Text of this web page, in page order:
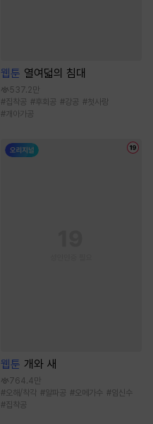
웹툰 열여덟의 침대
537.2만
#집착공 #후회공 #강공 #첫사랑
#개아가공
웹툰 개와 새
764.4만
#오해/착각 #알파공 #오메가수 #임신수
#집착공